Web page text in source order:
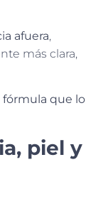
afuera,
más clara,
fórmula que lo
piel y